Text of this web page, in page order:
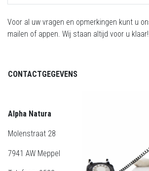
Voor al uw vragen en opmerkingen kunt u
mailen of appen. Wij staan altijd voor u klaar!
CONTACTGEGEVENS
Alpha Natura
Molenstraat 28
7941 AW Meppel